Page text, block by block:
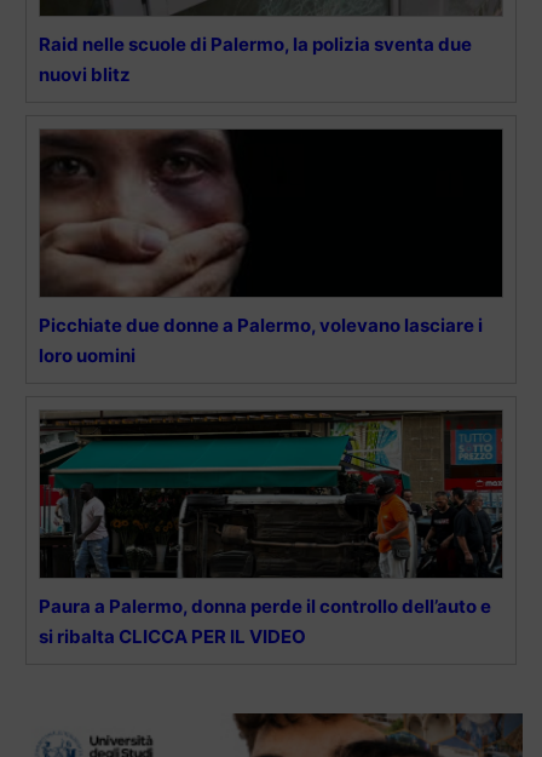
Raid nelle scuole di Palermo, la polizia sventa due
nuovi blitz
Picchiate due donne a Palermo, volevano lasciare i
loro uomini
Paura a Palermo, donna perde il controllo dell’auto e
si ribalta CLICCA PER IL VIDEO